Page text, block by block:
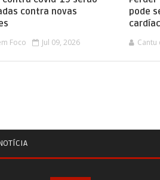
contra novas
Foco Jul 09, 2026
pode
Cantu